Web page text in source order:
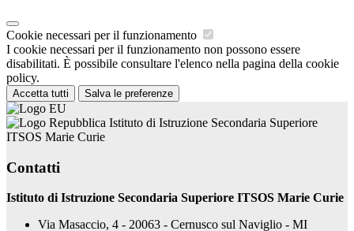
Cookie necessari per il funzionamento
I cookie necessari per il funzionamento non possono essere
disabilitati. È possibile consultare l'elenco nella pagina della cookie
policy.
Accetta tutti Salva le preferenze
Istituto di Istruzione Secondaria Superiore
ITSOS Marie Curie
Contatti
Istituto di Istruzione Secondaria Superiore ITSOS Marie Curie
Via Masaccio, 4 - 20063 - Cernusco sul Naviglio - MI